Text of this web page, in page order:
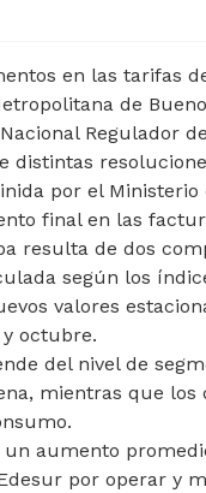
en las tarifas
de
Regulador
distintas
por el Ministerio
final en las
resulta de dos
según los
valores
octubre.
del nivel de
mientras que los
aumento
por operar y